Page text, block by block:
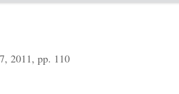
2011, pp. 110